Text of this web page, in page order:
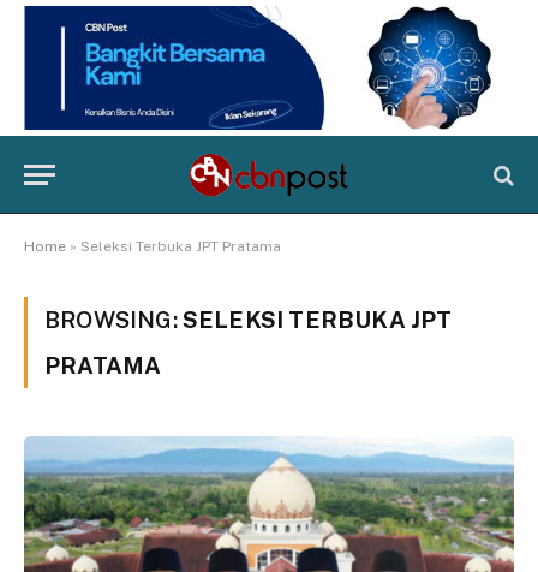
Home » Seleksi Terbuka JPT Pratama
BROWSING:SELEKSI TERBUKA JPT
PRATAMA